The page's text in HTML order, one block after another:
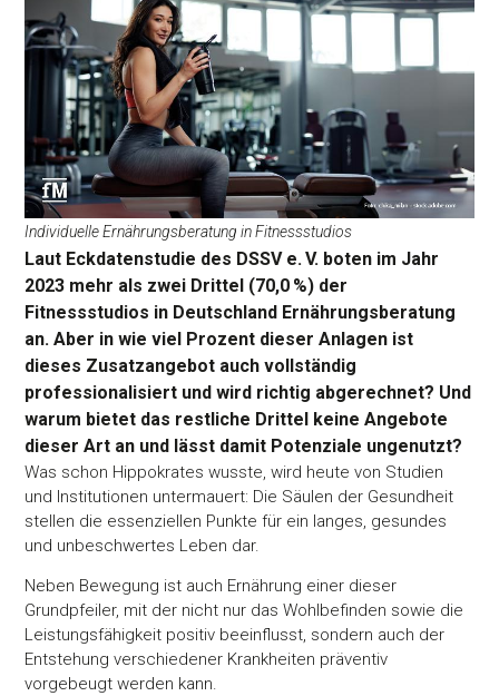
Individuelle Ernährungsberatung in Fitnessstudios
Laut Eckdatenstudie des DSSV e. V. boten im Jahr
2023 mehr als zwei Drittel (70,0 %) der
Fitnessstudios in Deutschland Ernährungsberatung
an. Aber in wie viel Prozent dieser Anlagen ist
dieses Zusatzangebot auch vollständig
professionalisiert und wird richtig abgerechnet? Und
warum bietet das restliche Drittel keine Angebote
dieser Art an und lässt damit Potenziale ungenutzt?
Was schon Hippokrates wusste, wird heute von Studien
und Institutionen untermauert: Die Säulen der Gesundheit
stellen die essenziellen Punkte für ein langes, gesundes
und unbeschwertes Leben dar.
Neben Bewegung ist auch Ernährung einer dieser
Grundpfeiler, mit der nicht nur das Wohlbefinden sowie die
Leistungsfähigkeit positiv beeinflusst, sondern auch der
Entstehung verschiedener Krankheiten präventiv
vorgebeugt werden kann.